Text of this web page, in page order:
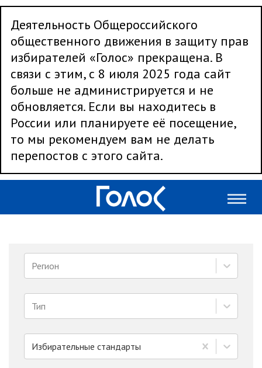
Деятельность Общероссийского
общественного движения в защиту прав
избирателей «Голос» прекращена. В
связи с этим, с 8 июля 2025 года сайт
больше не администрируется и не
обновляется. Если вы находитесь в
России или планируете её посещение,
то мы рекомендуем вам не делать
перепостов с этого сайта.
Регион
Тип
Избирательные стандарты